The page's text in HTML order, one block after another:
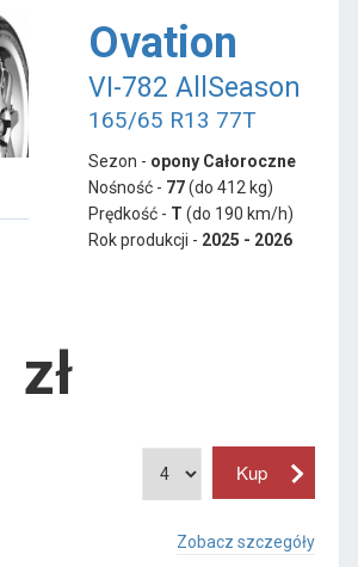
Ovation
VI-782 AllSeason
165/65 R13 77T
Sezon - opony Całoroczne
Nośność - 77(do 412 kg)
Prędkość - T (do 190 km/h)
Rok produkcji - 2025 - 2026
zł
Zobacz szczegóły